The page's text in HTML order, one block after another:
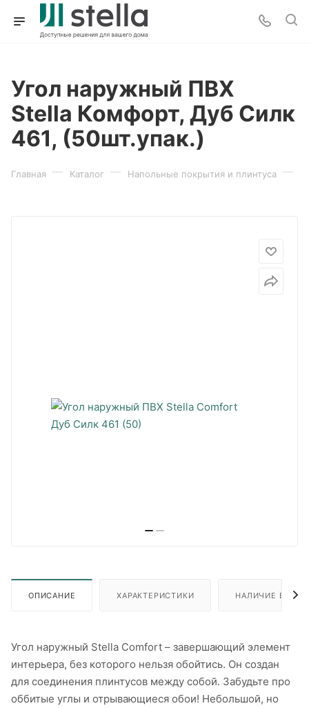
Угол наружный ПВХ
Stella Комфорт, Дуб Силк
461, (50шт.упак.)
Главная — Каталог — Напольные покрытия и плинтуса —
ОПИСАНИЕ ХАРАКТЕРИСТИКИ НАЛИЧИЕ В
Угол наружный Stella Comfort – завершающий элемент
интерьера, без которого нельзя обойтись. Он создан
для соединения плинтусов между собой. Забудьте про
оббитые углы и отрывающиеся обои! Небольшой, но